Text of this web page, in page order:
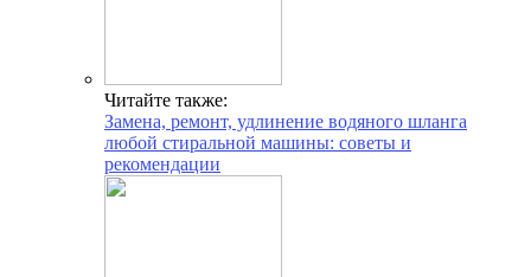
Читайте также:
Замена, ремонт, удлинение водяного шланга
любой стиральной машины: советы и
рекомендации